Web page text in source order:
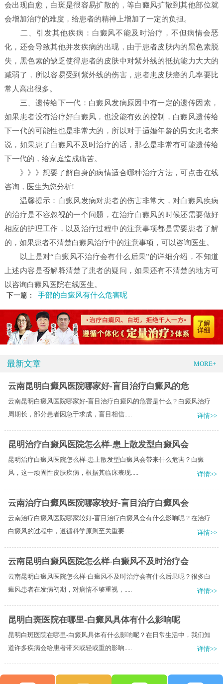
会出现自愈，白斑是很容易扩散的，等白癜风扩散到其他部位就
会增加治疗的难度，给患者的精神上增加了一定的负担。
二、引发其他疾病：白癜风不能及时治疗，不但病情会恶
化，还会导致其他并发疾病的出现，由于患者皮肤内的黑色素脱
失，黑色素的缺乏使得患者的皮肤中对紫外线的抵抗能力大大的
减弱了，所以容易受到紫外线的伤害，患者患皮肤癌的几率要比
常人高出很多。
三、遗传给下一代：白癜风发病原因中有一定的遗传因素，
如果患者没有治疗好白癜风，也没能有效的控制，白癜风遗传给
下一代的可能性也是非常大的，所以对于适婚年龄的男女患者来
说，如果患了白癜风不及时治疗的话，那么是非常有可能遗传给
下一代的，给家庭造成痛苦。
》》》想要了解自身的病情适合哪种治疗方法，可点击在线
咨询，医生为您分析!
温馨提示：白癜风发病对患者的伤害非常大，对白癜风疾病
的治疗是不容忽视的一个问题，在治疗白癜风的时候还需要做好
相应的护理工作，以及治疗过程中的注意事项都是需要患者了解
的，如果患者不清楚白癜风治疗中的注意事项，可以咨询医生。
以上是对“白癜风不治疗会有什么后果”的详细介绍，不知道
上述内容是否解释清楚了患者的疑问，如果还有不清楚的地方可
以咨询白癜风医院在线医生。
下一篇： 手部的白癜风有什么危害呢
最新文章 MORE+
云南昆明白癜风医院哪家好-盲目治疗白癜风的危
云南昆明白癜风医院哪家好-盲目治疗白癜风的危害是什么？白癜风治疗
周期长，部分患者因急于求成，盲目相信.....
详情>>
昆明治疗白癜风医院怎么样-患上散发型白癜风会
昆明治疗白癜风医院怎么样-患上散发型白癜风会带来什么危害？白癜
风，这一顽固性皮肤疾病，根据其临床表现.....
详情>>
云南治疗白癜风医院哪家较好-盲目治疗白癜风会
云南治疗白癜风医院哪家较好-盲目治疗白癜风会有什么影响呢？在治疗
白癜风的过程中，遵循科学原则至关重要.....
详情>>
云南昆明白癜风医院怎么样-白癜风不及时治疗会
云南昆明白癜风医院怎么样-白癜风不及时治疗会有什么后果呢？很多白
癜风患者在发病初期，对病情不够重视，.....
详情>>
昆明白斑医院在哪里-白癜风具体有什么影响呢
昆明白斑医院在哪里-白癜风具体有什么影响呢？在日常生活中，我们知
道许多疾病会给患者带来或轻或重的影响.....
详情>>